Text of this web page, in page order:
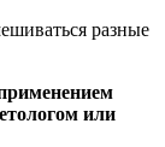
разные
или